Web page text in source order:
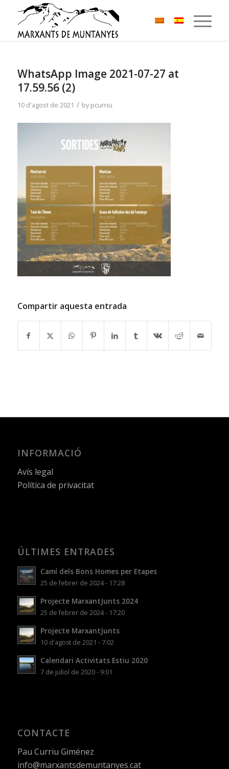
WhatsApp Image 2021-07-27 at
17.59.56 (2)
10 d'agost de 2021 / bypcurriu
Compartir aquesta entrada
INFORMACIÓ
Avís legal
Política de privacitat
ÚLTIMES ENTRADES
Camí dels Bons Homes per Etapes
25 de febrer de 2024 - 17:28
Projecte MarxantJunts 2024
25 de febrer de 2024 - 17:20
Projecte MarxantJunts
10 d'agost de 2021 - 7:02
Calendari Activitats Estiu 2020
7 de juliol de 2020 - 9:01
CONTACTE
Pau Curriu Giménez
info@marxantsdemuntanyes.cat